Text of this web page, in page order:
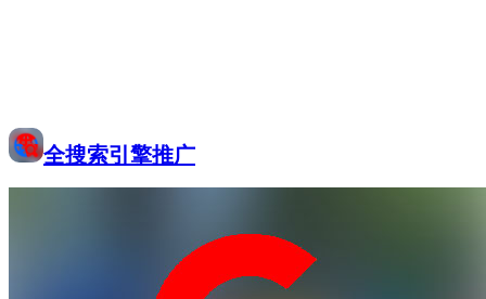
全搜索引擎推广